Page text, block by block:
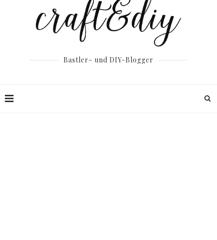
Bastler- und DIY-Blogger